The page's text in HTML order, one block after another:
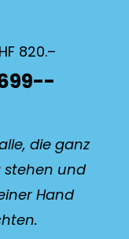
820.–
die ganz
und
Hand